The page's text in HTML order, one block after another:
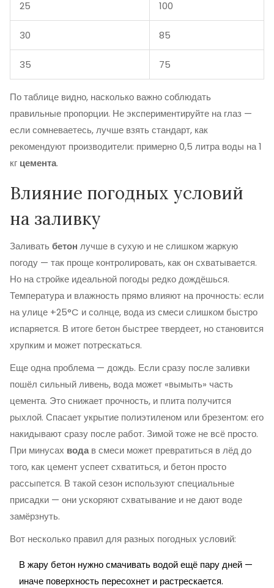
25 100
30 85
35 75
По таблице видно, насколько важно соблюдать
правильные пропорции. Не экспериментируйте на глаз —
если сомневаетесь, лучше взять стандарт, как
рекомендуют производители: примерно 0,5 литра воды на 1
кг цемента.
Влияние погодных условий
на заливку
Заливатьбетон лучше в сухую и не слишком жаркую
погоду — так проще контролировать, как он схватывается.
Но на стройке идеальной погоды редко дождёшься.
Температура и влажность прямо влияют на прочность: если
на улице +25°C и солнце, вода из смеси слишком быстро
испаряется. В итоге бетон быстрее твердеет, но становится
хрупким и может потрескаться.
Еще одна проблема — дождь. Если сразу после заливки
пошёл сильный ливень, вода может «вымыть» часть
цемента. Это снижает прочность, и плита получится
рыхлой. Спасает укрытие полиэтиленом или брезентом: его
накидывают сразу после работ. Зимой тоже не всё просто.
При минусах водав смеси может превратиться в лёд до
того, как цемент успеет схватиться, и бетон просто
рассыпется. В такой сезон используют специальные
присадки — они ускоряют схватывание и не дают воде
замёрзнуть.
Вот несколько правил для разных погодных условий:
В жару бетон нужно смачивать водой ещё пару дней —
иначе поверхность пересохнет и растрескается.